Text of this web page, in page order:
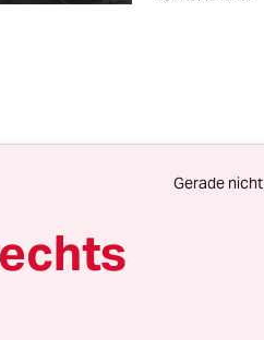
die
getan
Gerade nicht